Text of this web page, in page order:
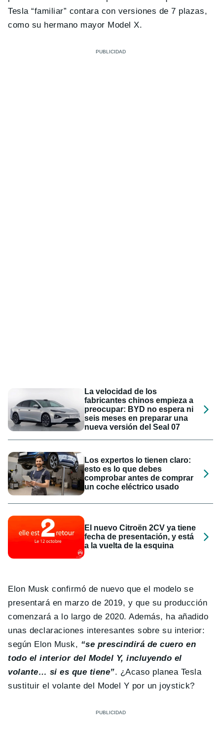
Tesla “familiar” contara con versiones de 7 plazas,
como su hermano mayor Model X.
La velocidad de los
fabricantes chinos empieza a
preocupar: BYD no espera ni
seis meses en preparar una
nueva versión del Seal 07
Los expertos lo tienen claro:
esto es lo que debes
comprobar antes de comprar
un coche eléctrico usado
El nuevo Citroën 2CV ya tiene
fecha de presentación, y está
a la vuelta de la esquina
Elon Musk confirmó de nuevo que el modelo se
presentará en marzo de 2019, y que su producción
comenzará a lo largo de 2020. Además, ha añadido
unas declaraciones interesantes sobre su interior:
según Elon Musk, “se prescindirá de cuero en
todo el interior del Model Y, incluyendo el
volante… si es que tiene”. ¿Acaso planea Tesla
sustituir el volante del Model Y por un joystick?